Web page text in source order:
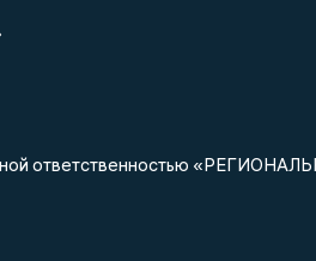
ответственностью